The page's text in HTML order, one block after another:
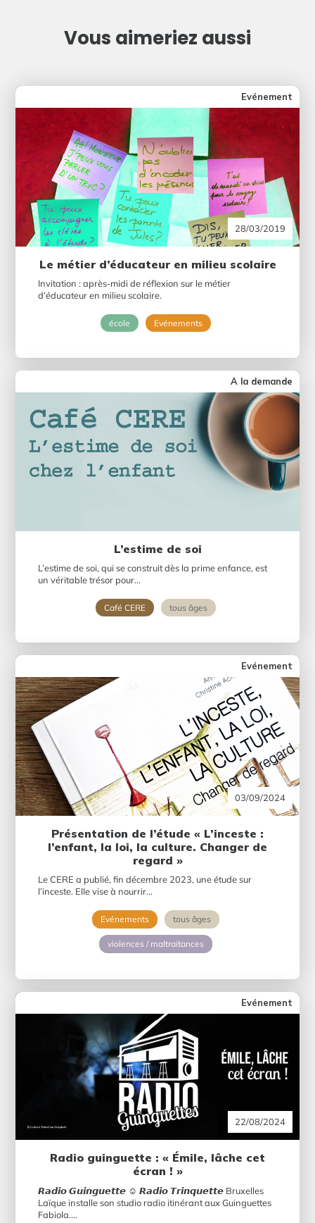
Vous aimeriez aussi
Evénement
28/03/2019
Le métier d’éducateur en milieu scolaire
Invitation : après-midi de réflexion sur le métier
d’éducateur en milieu scolaire.
école Evénements
A la demande
L’estime de soi
L’estime de soi, qui se construit dès la prime enfance, est
un véritable trésor pour...
Café CERE tous âges
Evénement
03/09/2024
Présentation de l’étude « L’inceste :
l’enfant, la loi, la culture. Changer de
regard »
Le CERE a publié, fin décembre 2023, une étude sur
l’inceste. Elle vise à nourrir...
Evénements tous âges
violences / maltraitances
Evénement
22/08/2024
Radio guinguette : « Émile, lâche cet
écran ! »
𝙍𝙖𝙙𝙞𝙤 𝙂𝙪𝙞𝙣𝙜𝙪𝙚𝙩𝙩𝙚 ☺︎ 𝙍𝙖𝙙𝙞𝙤 𝙏𝙧𝙞𝙣𝙦𝙪𝙚𝙩𝙩𝙚 Bruxelles
Laïque installe son studio radio itinérant aux Guinguettes
Fabiola....